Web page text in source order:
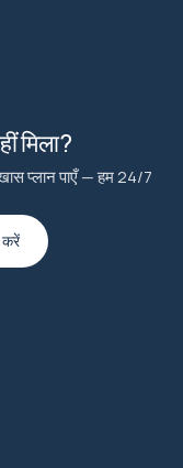
मिला?
प्लान पाएँ — हम 24/7